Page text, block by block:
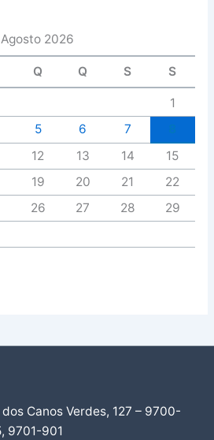
Agosto 2026
Q Q S S
1
5 6 7
12 13 14
15
19 20 21
22
26 27 28
29
Canos Verdes, 127 – 9700-
9701-901